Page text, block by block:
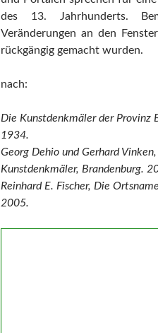
des 13. Jahrhunderts.
Veränderungen an den
rückgängig gemacht wurden.
nach:
Die Kunstdenkmäler der Provinz
1934.
Georg Dehio und Gerhard
Kunstdenkmäler, Brandenburg.
Reinhard E. Fischer, Die
2005.